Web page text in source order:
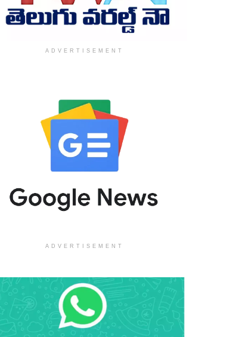
ADVERTISEMENT
ADVERTISEMENT